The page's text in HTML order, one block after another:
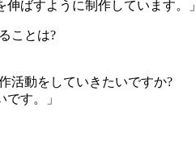
伸ばすように制作しています。」
ことは?
活動をしていきたいですか?
です。」